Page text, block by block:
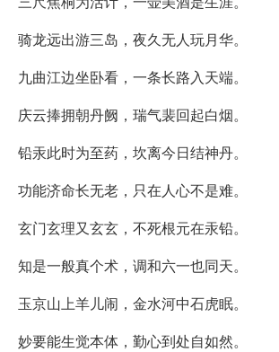
骑龙远出游三岛，夜久无人玩月华。
九曲江边坐卧看，一条长路入天端。
庆云捧拥朝丹阙，瑞气裴回起白烟。
铅汞此时为至药，坎离今日结神丹。
功能济命长无老，只在人心不是难。
玄门玄理又玄玄，不死根元在汞铅。
知是一般真个术，调和六一也同天。
玉京山上羊儿闹，金水河中石虎眠。
妙要能生觉本体，勤心到处自如然。